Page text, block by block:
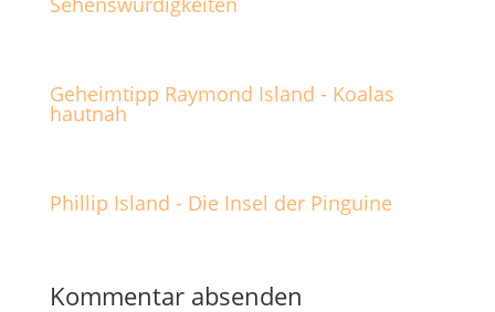
Geheimtipp Raymond Island - Koalas
hautnah
Phillip Island - Die Insel der Pinguine
Kommentar absenden